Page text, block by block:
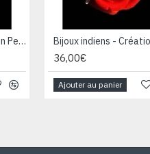
Bijoux indiens - Création Pendentif Résine Verte
36,00€
Ajouter au panier